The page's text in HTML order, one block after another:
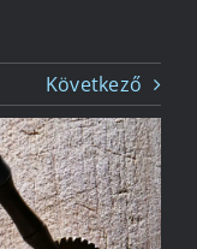
Következő